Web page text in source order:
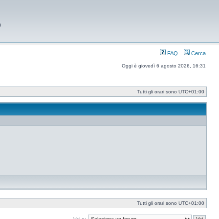
FAQ Cerca
Oggi è giovedì 6 agosto 2026, 16:31
Tutti gli orari sono UTC+01:00
Tutti gli orari sono UTC+01:00